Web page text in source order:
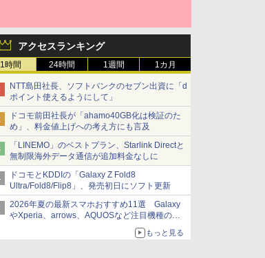
アクセスランキング
1時間 24時間 1週間 1カ月
NTT島田社長、ソフトバンクのセブン出資に「d
ポイント使えるようにして」
ドコモ前田社長が「ahamo40GB化は検証のた
め」、料金値上げへの考え方にも言及
「LINEMO」のベストプラン、Starlink Directと
無制限海外データ通信が追加料金なしに
ドコモとKDDIの「Galaxy Z Fold8
Ultra/Fold8/Flip8」、発売初日にソフト更新
2026年夏の最新スマホおすすめ11選 Galaxy
やXperia、arrows、AQUOSなど注目機種の特
もっと見る